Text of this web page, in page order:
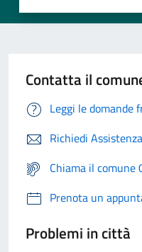
Contatta il
Leggi le domande
Richiedi Assistenza
Chiama il comune
Prenota un
Problemi in città